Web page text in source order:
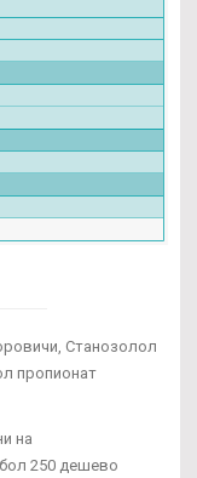
Станозолол
пропионат
на
250 дешево